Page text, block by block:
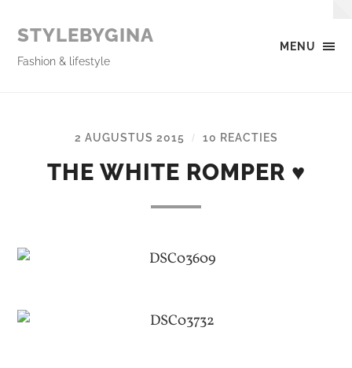
MENU
STYLEBYGINA
Fashion & lifestyle
2 AUGUSTUS 2015 / 10 REACTIES
THE WHITE ROMPER ♥